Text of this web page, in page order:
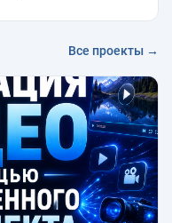
Все проекты →